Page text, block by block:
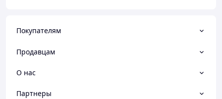
Покупателям
Продавцам
О нас
Партнеры